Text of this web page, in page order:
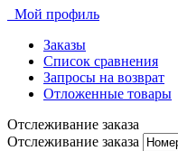
Мой профиль
Заказы
Список сравнения
Запросы на возврат
Отложенные товары
Отслеживание заказа
Отслеживание заказа